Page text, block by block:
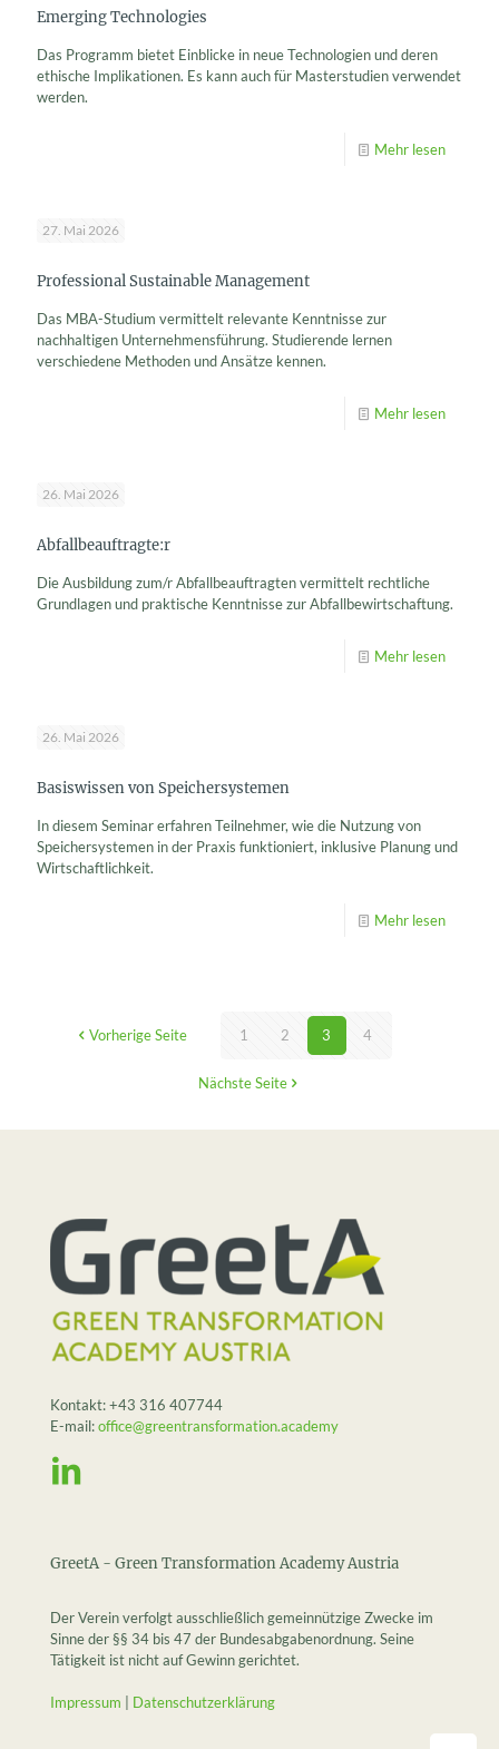
Emerging Technologies
Das Programm bietet Einblicke in neue Technologien und deren
ethische Implikationen. Es kann auch für Masterstudien verwendet
werden.
Mehr lesen
27. Mai 2026
Professional Sustainable Management
Das MBA-Studium vermittelt relevante Kenntnisse zur
nachhaltigen Unternehmensführung. Studierende lernen
verschiedene Methoden und Ansätze kennen.
Mehr lesen
26. Mai 2026
Abfallbeauftragte:r
Die Ausbildung zum/r Abfallbeauftragten vermittelt rechtliche
Grundlagen und praktische Kenntnisse zur Abfallbewirtschaftung.
Mehr lesen
26. Mai 2026
Basiswissen von Speichersystemen
In diesem Seminar erfahren Teilnehmer, wie die Nutzung von
Speichersystemen in der Praxis funktioniert, inklusive Planung und
Wirtschaftlichkeit.
Mehr lesen
Vorherige Seite 1 2 3 4
Nächste Seite
Kontakt:+43 316 407744
E-mail:office@greentransformation.academy
GreetA - Green Transformation Academy Austria
Der Verein verfolgt ausschließlich gemeinnützige Zwecke im
Sinne der §§ 34 bis 47 der Bundesabgabenordnung. Seine
Tätigkeit ist nicht auf Gewinn gerichtet.
Impressum Datenschutzerklärung